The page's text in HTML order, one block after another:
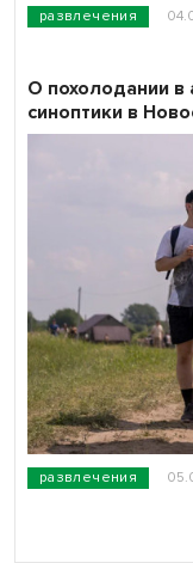
развлечения
развлечения
О похолодании в
синоптики в